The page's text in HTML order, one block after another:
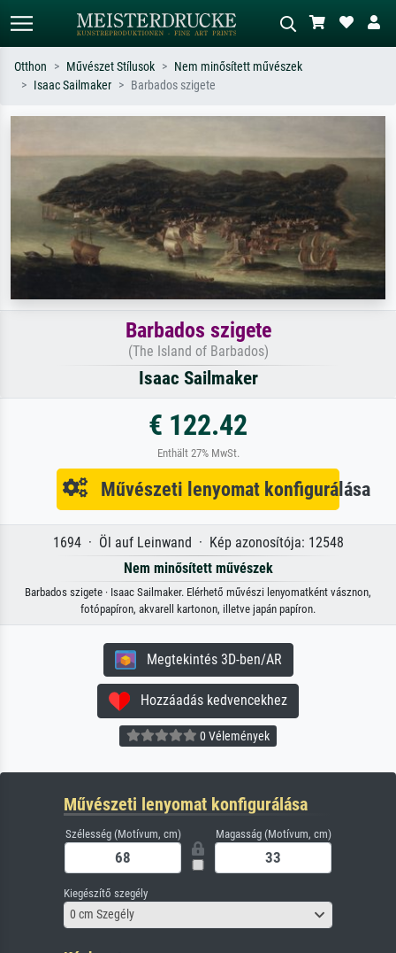
impresszionizmus, Hokusai-hullám,
akt.
egy fa mellett.
Otthon Művészet Stílusok
Nem minősített művészek
Isaac Sailmaker
Barbados szigete
Barbados szigete
(The Island of Barbados)
Isaac Sailmaker
€ 122.42
Enthält 27% MwSt.
Művészeti lenyomat konfigurálása
1694 · Öl auf Leinwand · Kép azonosítója: 12548
Nem minősített művészek
Barbados szigete · Isaac Sailmaker. Elérhető művészi lenyomatként vásznon,
fotópapíron, akvarell kartonon, illetve japán papíron.
Megtekintés 3D-ben/AR
Hozzáadás kedvencekhez
0 Vélemények
Művészeti lenyomat konfigurálása
Szélesség (Motívum, cm) Magasság (Motívum, cm)
Kiegészítő szegély
0 cm Szegély